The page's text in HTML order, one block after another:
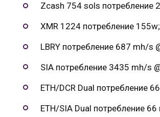
Zcash 754 sols потребление
XMR 1224 потребление 155w;
LBRY потребление 687 mh/s
SIA потребление 3435 mh/s
ETH/DCR Dual потребление
ETH/SIA Dual потребление